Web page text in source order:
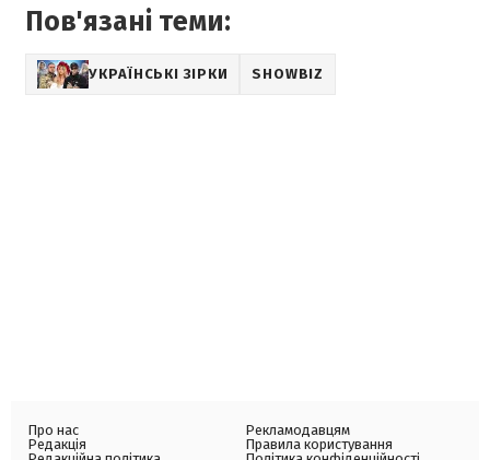
Пов'язані теми:
УКРАЇНСЬКІ ЗІРКИ SHOWBIZ
Про нас
Редакція
Рекламодавцям
Правила користування